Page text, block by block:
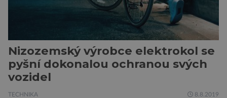
Nizozemský výrobce elektrokol se
pyšní dokonalou ochranou svých
vozidel
TECHNIKA 8.8.2019